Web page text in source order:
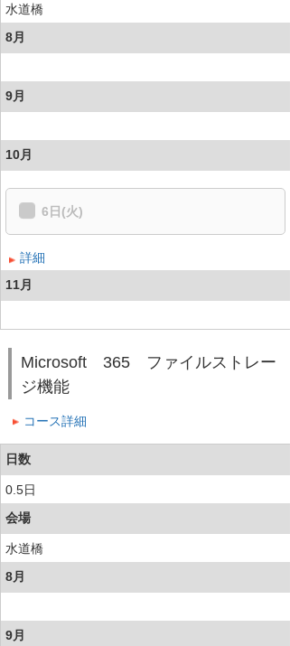
水道橋
8月
9月
10月
6日(火)
詳細
11月
Microsoft 365 ファイルストレー
ジ機能
コース詳細
日数
0.5日
会場
水道橋
8月
9月